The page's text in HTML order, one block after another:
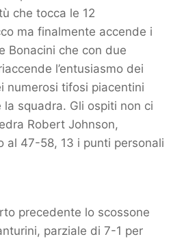
che tocca le 12
ma finalmente accende i
Bonacini che con due
l’entusiasmo dei
numerosi tifosi piacentini
squadra. Gli ospiti non ci
Robert Johnson,
al 47-58, 13 i punti personali
precedente lo scossone
parziale di 7-1 per